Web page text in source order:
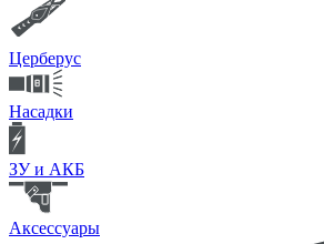
Церберус
Насадки
ЗУ и АКБ
Аксессуары